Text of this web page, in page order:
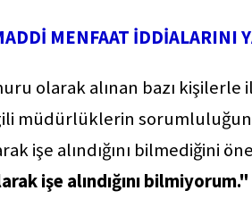
MENFAAT İDDİALARINI
olarak alınan bazı
müdürlüklerin
işe alındığını bilmediğini
işe alındığını bilmiyorum."